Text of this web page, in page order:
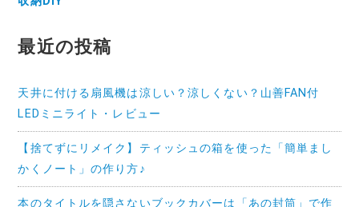
最近の投稿
天井に付ける扇風機は涼しい？涼しくない？山善FAN付
LEDミニライト・レビュー
【捨てずにリメイク】ティッシュの箱を使った「簡単まし
かくノート」の作り方♪
本のタイトルを隠さないブックカバーは「あの封筒」で作